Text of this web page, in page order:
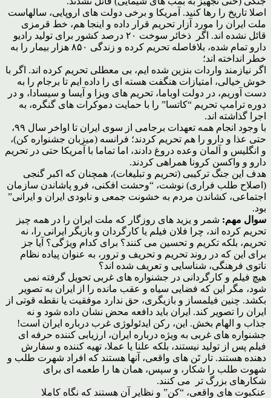
اصلا تاریخ را رها کنید. آمریکا و برخی دولت های اروپایی، سالهاست
ملت ایران را مورد آزار تحریم قرار داده و اینجا هم، خط قرمزی
قائل نشده اند. اگر ذخائر سوخت ۲۰ درصد کشور برای تولید رادیو
دارو تمام شده، بلافاصله تحریم کرده و زندگی ۸۵۰ هزار بیمار را به
خطر انداخته اند؛
اگر نیازمند واردات بنزین شده ایم، بی معطلی تحریم کرده اند. اگر با
خوش خیالی، امتیازات هنگفت هسته ای را داده ایم تا برجام را به
دست آوریم، در دولت اوباما، تحریم های ویزا و آیسا و سیسادا، و در
دوره ترامپ تحریم “کاتسا” را با حمایت دموکرات های گنگره، به
اجرا گذاشته اند.
با وجود انجام همه تعهدات برجامی از سوی ایران تا اواخر سال ۹۹،
حتی عذا و دارو را هم تحریم کردند؛ فرانسه (میزبان جشنواره کن)،
و انگلیس و آلمان وعده دروغ دادند، اما تماما با آمریکا حتی در تحریم
دارو و واکسن کرونا همراهی کردند.
هدف این جنگ ترکیبی (تحریم و تبلیغات)، همچنان که اکبر گنجی
(اصلاح طلب فراری) نوشت، “وحشت افکنی، فرو پاشاندن سازمان
اجتماعی، کشاندن مردم به خشونت جمعی و نابودی ایران و ایرانی”
بود.
سوال مهم: شمر و یزید های روزگار که ملت ایران را در همه چیز
تحریم کرده اند، چرا فلان فیلم یا کارگردان و بازیگر ایرانی را، نه
تحریم، بلکه تکریم و تحسین می کنند؟ برای کدام ویژگی؟ آیا جز
برای این که در روند تحریم و تحریف و ترور، به عنوان پیاده نظام
ناتوی فرهنگی، شناسایی و تعریف شده اند؟
هیچ فیلم و کارگردانی در جشنواره های غربی تحویل گرفته نمی
شود، مگر این که فضایی سیاه و عقب مانده را از ایران به تصویر
بکشد. چنین فیلمساز و بازیگری، حق ندارد موفقیت یا نقطه قوتی از
ایران را تصویر کند. ایران باید دافعه محض نشان داده شود و نه
جذاب و الهام بخش. این، رکن ایدئولوژی غرب درباره ایران است!
جشنواره های غربی به ویژه درباره ایران، ارزیابی کننده حرفه ای
فیلم پس از تولید نیستند، بلکه علنا یا عملا، تهیه کننده و سفارش
دهنده هستند. تار تَن های واقعی، آنها هستند که افراد شهرت طلب و
شهوت طلب را شکار، و سپس، همان ها را طعمه ای برای
شکارهای بزرگ تر می کنند.
عنکبوت های واقعی، “کن” و نظایر آن هستند که نگاه کاملا